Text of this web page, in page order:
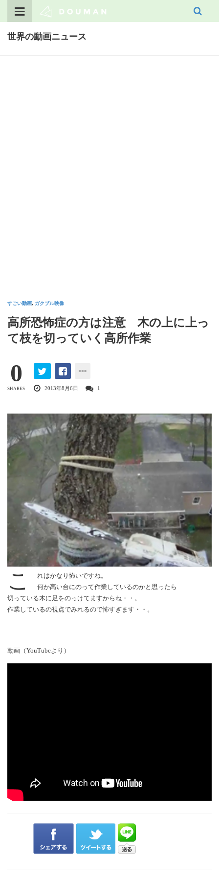
世界の動画ニュース
すごい動画, ガクブル映像
高所恐怖症の方は注意 木の上に上っ
て枝を切っていく高所作業
0
SHARES 2013年8月6日 1
こ
れはかなり怖いですね。
何か高い台にのって作業しているのかと思ったら
切っている木に足をのっけてますからね・・。
作業しているの視点でみれるので怖すぎます・・。
動画（YouTubeより）